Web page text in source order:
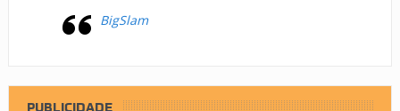
BigSlam
PUBLICIDADE